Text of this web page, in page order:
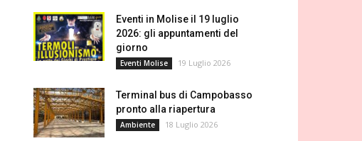
Eventi in Molise il 19 luglio
2026: gli appuntamenti del
giorno
Eventi Molise 19 Luglio 2026
Terminal bus di Campobasso
pronto alla riapertura
Ambiente 18 Luglio 2026